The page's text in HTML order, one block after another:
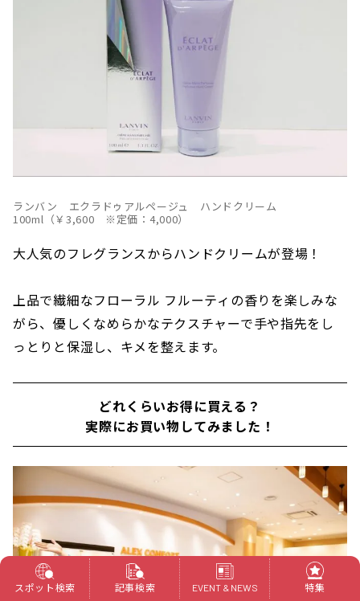
ランバン エクラドゥアルページュ ハンドクリーム
100ml（￥3,600 ※定価：4,000）
大人気のフレグランスからハンドクリームが登場！
上品で繊細なフローラル フルーティの香りを楽しみな
がら、優しくなめらかなテクスチャーで手や指先をし
っとりと保湿し、キメを整えます。
どれくらいお得に買える？
実際にお買い物してみました！
スポット検索 記事検索 EVENT & NEWS 特集